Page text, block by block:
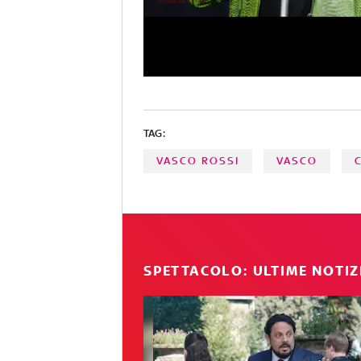
TAG:
VASCO ROSSI VASCO
SPETTACOLO: ULTIME